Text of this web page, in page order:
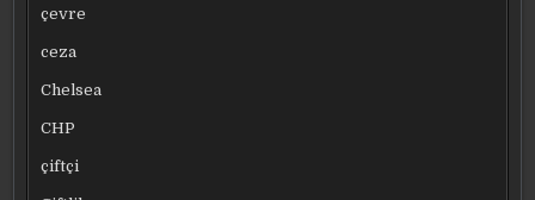
çevre
ceza
Chelsea
CHP
çiftçi